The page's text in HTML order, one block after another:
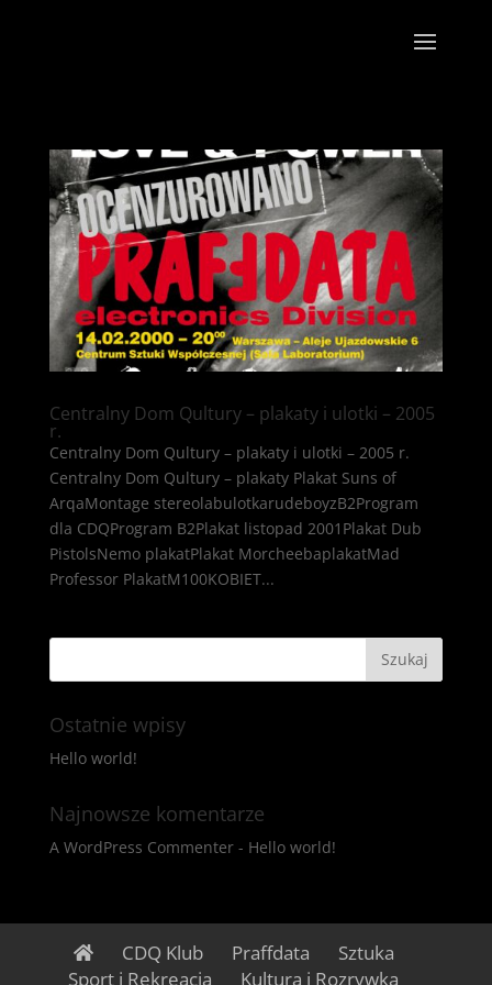
Centralny Dom Qultury – plakaty i ulotki – 2005
r.
Centralny Dom Qultury – plakaty i ulotki – 2005 r.
Centralny Dom Qultury – plakaty Plakat Suns of
ArqaMontage stereolabulotkarudeboyzB2Program
dla CDQProgram B2Plakat listopad 2001Plakat Dub
PistolsNemo plakatPlakat MorcheebaplakatMad
Professor PlakatM100KOBIET...
Ostatnie wpisy
Hello world!
Najnowsze komentarze
A WordPress Commenter- Hello world!
CDQ Klub Praffdata
Sztuka
Sport i Rekreacja
Kultura i Rozrywka